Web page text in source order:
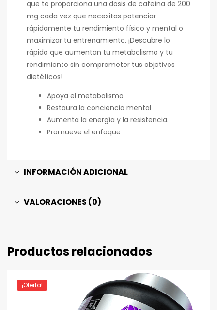
que te proporciona una dosis de cafeína de 200
mg cada vez que necesitas potenciar
rápidamente tu rendimiento físico y mental o
maximizar tu entrenamiento. ¡Descubre lo
rápido que aumentan tu metabolismo y tu
rendimiento sin comprometer tus objetivos
dietéticos!
Apoya el metabolismo
Restaura la conciencia mental
Aumenta la energía y la resistencia.
Promueve el enfoque
INFORMACIÓN ADICIONAL
VALORACIONES (0)
Productos relacionados
¡Oferta!